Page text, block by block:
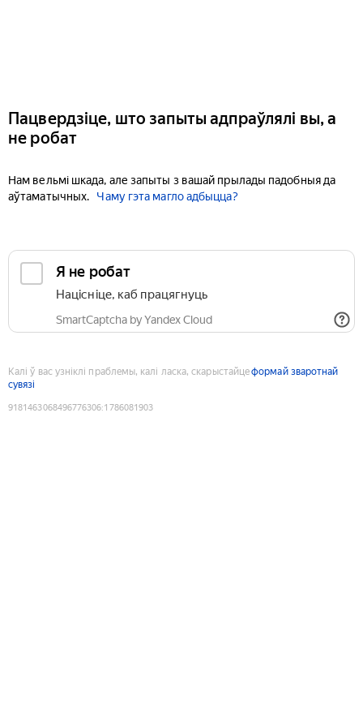
Пацвердзіце, што запыты адпраўлялі вы, а
не робат
Нам вельмі шкада, але запыты з вашай прылады падобныя да
аўтаматычных.
Чаму гэта магло адбыцца?
Я не робат
Націсніце, каб працягнуць
SmartCaptcha by Yandex Cloud
Калі ў вас узніклі праблемы, калі ласка, скарыстайцеформай зваротнай
сувязі
9181463068496776306:1786081903